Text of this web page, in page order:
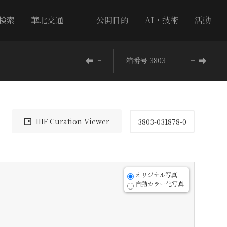
索 華北交通 公開目的 AI・技術 活動
− 箱番号 3803 −
IIIF Curation Viewer 3803-031878-0
オリジナル写真
自動カラー化写真